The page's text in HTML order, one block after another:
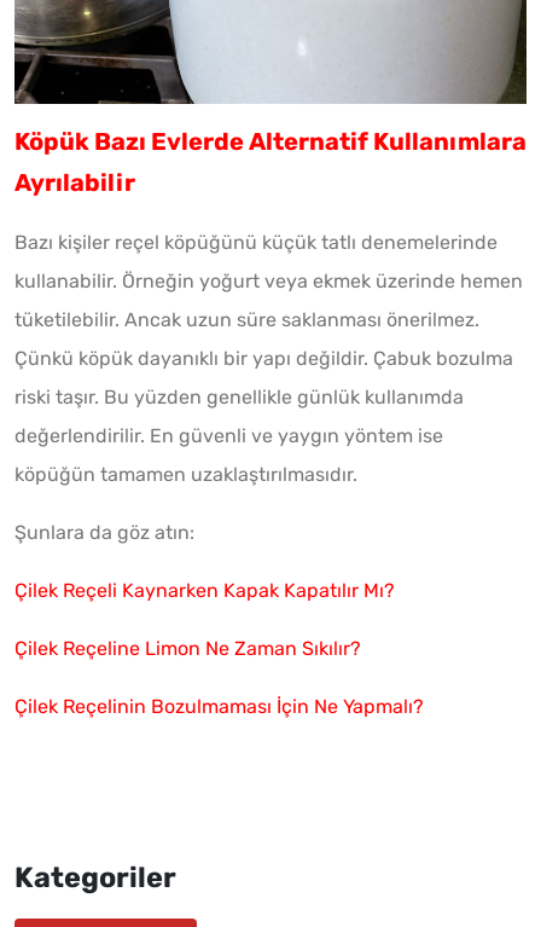
Köpük Bazı Evlerde Alternatif Kullanımlara
Ayrılabilir
Bazı kişiler reçel köpüğünü küçük tatlı denemelerinde
kullanabilir. Örneğin yoğurt veya ekmek üzerinde hemen
tüketilebilir. Ancak uzun süre saklanması önerilmez.
Çünkü köpük dayanıklı bir yapı değildir. Çabuk bozulma
riski taşır. Bu yüzden genellikle günlük kullanımda
değerlendirilir. En güvenli ve yaygın yöntem ise
köpüğün tamamen uzaklaştırılmasıdır.
Şunlara da göz atın:
Çilek Reçeli Kaynarken Kapak Kapatılır Mı?
Çilek Reçeline Limon Ne Zaman Sıkılır?
Çilek Reçelinin Bozulmaması İçin Ne Yapmalı?
Kategoriler